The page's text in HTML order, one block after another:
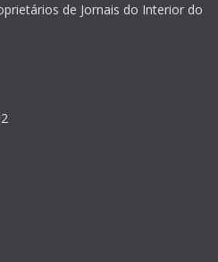
de Jornais do Interior do